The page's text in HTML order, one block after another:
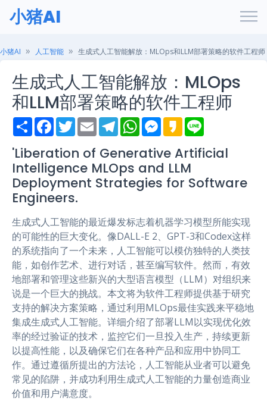
小猪AI
小猪AI 人工智能 生成式人工智能解放：MLOps和LLM部署策略的软件工程师
生成式人工智能解放：MLOps
和LLM部署策略的软件工程师
S
h
r
e
F
a
e
b
o
o
k
T
w
t
t
e
r
E
m
T
e
e
g
r
a
m
W
h
t
s
A
p
p
M
e
s
e
n
g
e
K
a
a
o
e
'Liberation of Generative Artificial
Intelligence MLOps and LLM
Deployment Strategies for Software
Engineers.
生成式人工智能的最近爆发标志着机器学习模型所能实现
的可能性的巨大变化。像DALL-E 2、GPT-3和Codex这样
的系统指向了一个未来，人工智能可以模仿独特的人类技
能，如创作艺术、进行对话，甚至编写软件。然而，有效
地部署和管理这些新兴的大型语言模型（LLM）对组织来
说是一个巨大的挑战。本文将为软件工程师提供基于研究
支持的解决方案策略，通过利用MLOps最佳实践来平稳地
集成生成式人工智能。详细介绍了部署LLM以实现优化效
率的经过验证的技术，监控它们一旦投入生产，持续更新
以提高性能，以及确保它们在各种产品和应用中协同工
作。通过遵循所提出的方法论，人工智能从业者可以避免
常见的陷阱，并成功利用生成式人工智能的力量创造商业
价值和用户满意度。